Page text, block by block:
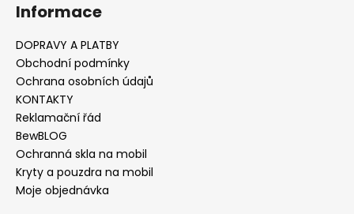
Informace
DOPRAVY A PLATBY
Obchodní podmínky
Ochrana osobních údajů
KONTAKTY
Reklamační řád
BewBLOG
Ochranná skla na mobil
Kryty a pouzdra na mobil
Moje objednávka